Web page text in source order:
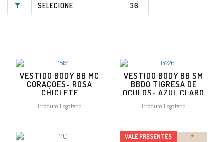
VESTIDO BODY BB MC
CORAÇOES- ROSA
CHICLETE
Produto Esgotado
VESTIDO BODY BB SM
BBDO TIGRESA DE
OCULOS- AZUL CLARO
Produto Esgotado
VALE PRESENTES